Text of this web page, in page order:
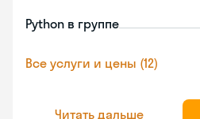
Python в группе
Все услуги и цены (12)
Читать дальше